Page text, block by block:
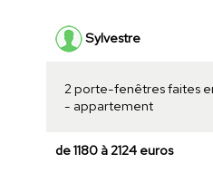
Sylvestre
2 porte-fenêtres faites
- appartement
de 1180 à 2124 euros